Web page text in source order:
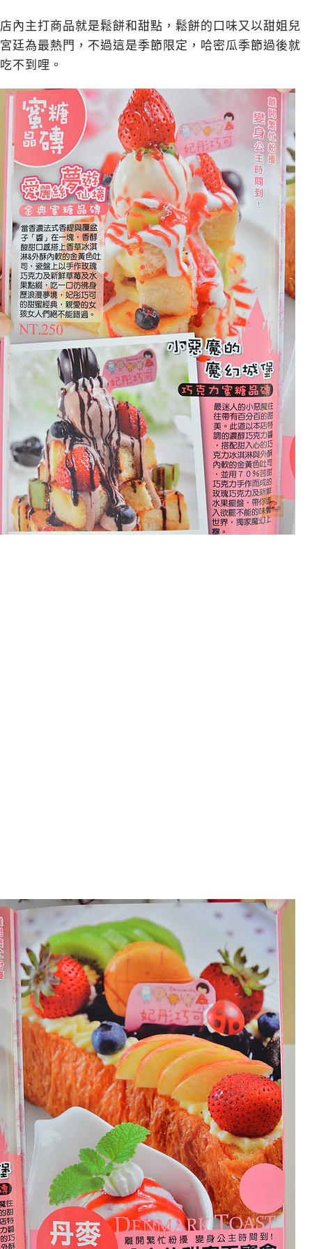
店內主打商品就是鬆餅和甜點，鬆餅的口味又以甜姐兒
宮廷為最熱門，不過這是季節限定，哈密瓜季節過後就
吃不到哩。